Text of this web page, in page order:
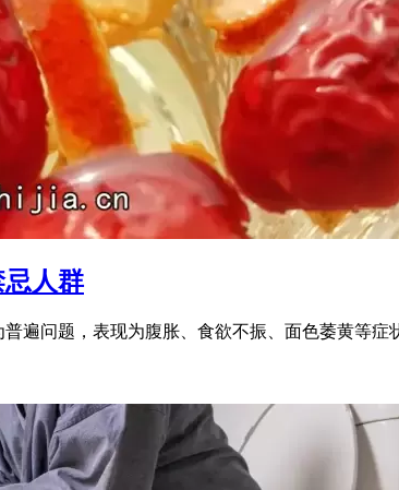
人群
遍问题，表现为腹胀、食欲不振、面色萎黄等